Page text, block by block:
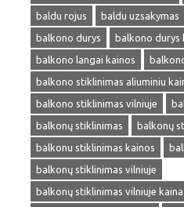
baldu rojus
baldu uzsakymas
balkono durys
balkono durys
balkono langai kainos
balkono stiklinimas aliuminiu
balkono stiklinimas vilniuje
balkonų stiklinimas
balkonų
balkonu stiklinimas kainos
balkonų stiklinimas vilniuje
balkonų stiklinimas vilniuje kaina